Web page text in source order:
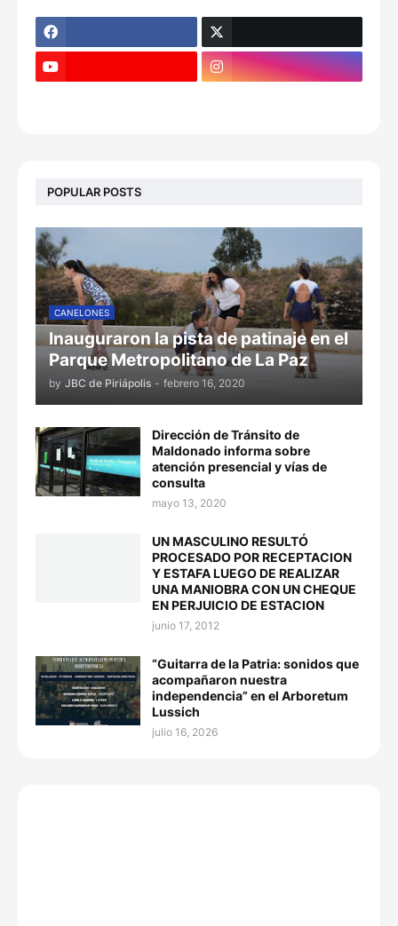
POPULAR POSTS
CANELONES
Inauguraron la pista de patinaje en el
Parque Metropolitano de La Paz
by JBC de Piriápolis - febrero 16, 2020
Dirección de Tránsito de
Maldonado informa sobre
atención presencial y vías de
consulta
mayo 13, 2020
UN MASCULINO RESULTÓ
PROCESADO POR RECEPTACION
Y ESTAFA LUEGO DE REALIZAR
UNA MANIOBRA CON UN CHEQUE
EN PERJUICIO DE ESTACION
junio 17, 2012
“Guitarra de la Patria: sonidos que
acompañaron nuestra
independencia” en el Arboretum
Lussich
julio 16, 2026